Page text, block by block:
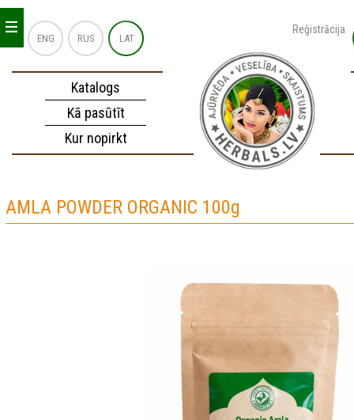
ENG RUS LAT
Reģistrācija
Katalogs
Kā pasūtīt
Kur nopirkt
_
_
_
AMLA POWDER ORGANIC 100g